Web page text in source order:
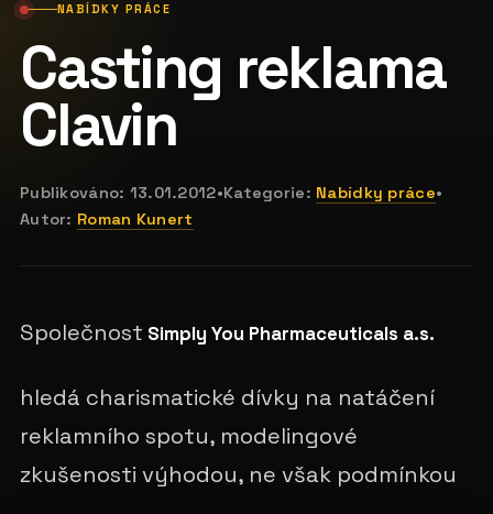
NABÍDKY PRÁCE
Casting reklama
Clavin
Publikováno: 13.01.2012•Kategorie: Nabídky práce•
Autor: Roman Kunert
Společnost Simply You Pharmaceuticals a.s.
hledá charismatické dívky na natáčení
reklamního spotu, modelingové
zkušenosti výhodou, ne však podmínkou